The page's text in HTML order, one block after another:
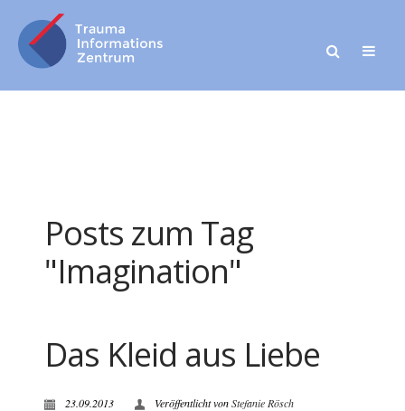
Posts zum Tag
"Imagination"
Das Kleid aus Liebe
23.09.2013 Veröffentlicht vonStefanie Rösch